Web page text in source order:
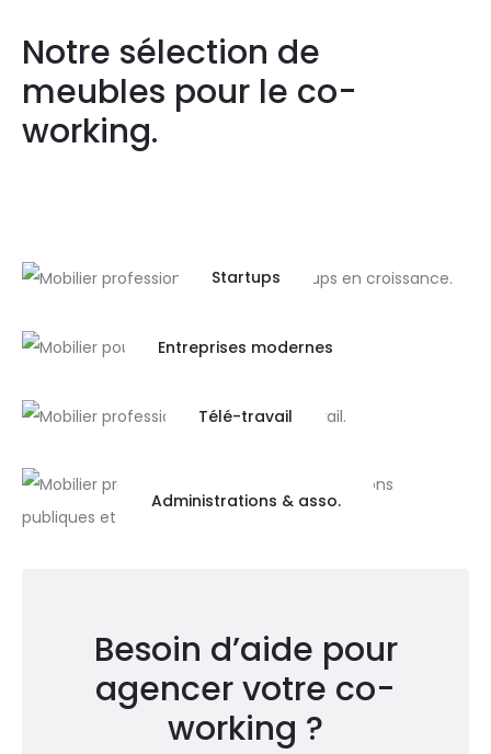
Notre sélection de
meubles pour le co-
working.
Startups
Entreprises modernes
Télé-travail
Administrations & asso.
Besoin d’aide pour
agencer votre co-
working ?